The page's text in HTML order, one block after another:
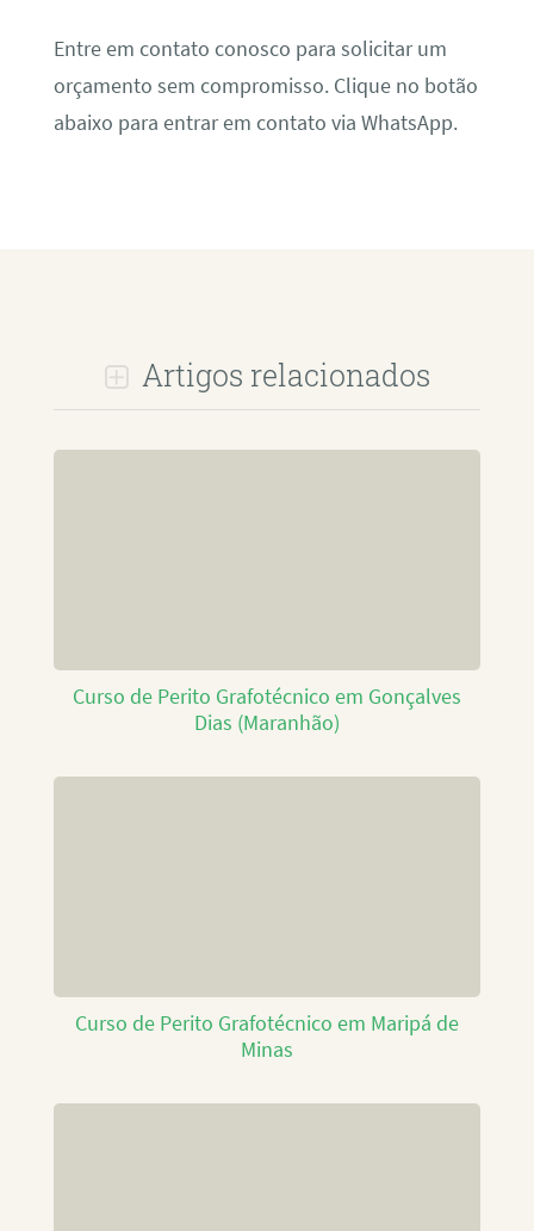
Entre em contato conosco para solicitar um
orçamento sem compromisso. Clique no botão
abaixo para entrar em contato via WhatsApp.
Artigos relacionados
Curso de Perito Grafotécnico em Gonçalves
Dias (Maranhão)
Curso de Perito Grafotécnico em Maripá de
Minas